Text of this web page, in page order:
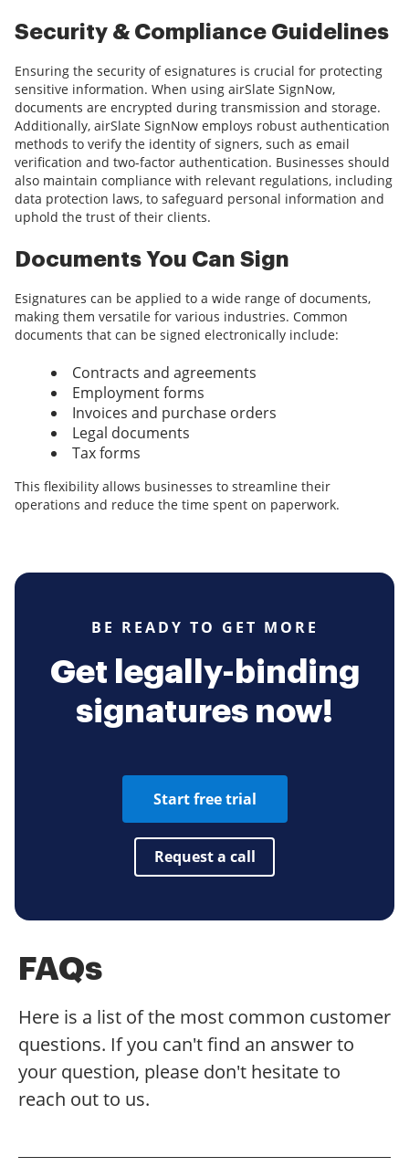
Security & Compliance Guidelines
Ensuring the security of esignatures is crucial for protecting
sensitive information. When using airSlate SignNow,
documents are encrypted during transmission and storage.
Additionally, airSlate SignNow employs robust authentication
methods to verify the identity of signers, such as email
verification and two-factor authentication. Businesses should
also maintain compliance with relevant regulations, including
data protection laws, to safeguard personal information and
uphold the trust of their clients.
Documents You Can Sign
Esignatures can be applied to a wide range of documents,
making them versatile for various industries. Common
documents that can be signed electronically include:
Contracts and agreements
Employment forms
Invoices and purchase orders
Legal documents
Tax forms
This flexibility allows businesses to streamline their
operations and reduce the time spent on paperwork.
BE READY TO GET MORE
Get legally-binding
signatures now!
Start free trial
Request a call
FAQs
Here is a list of the most common customer
questions. If you can't find an answer to
your question, please don't hesitate to
reach out to us.